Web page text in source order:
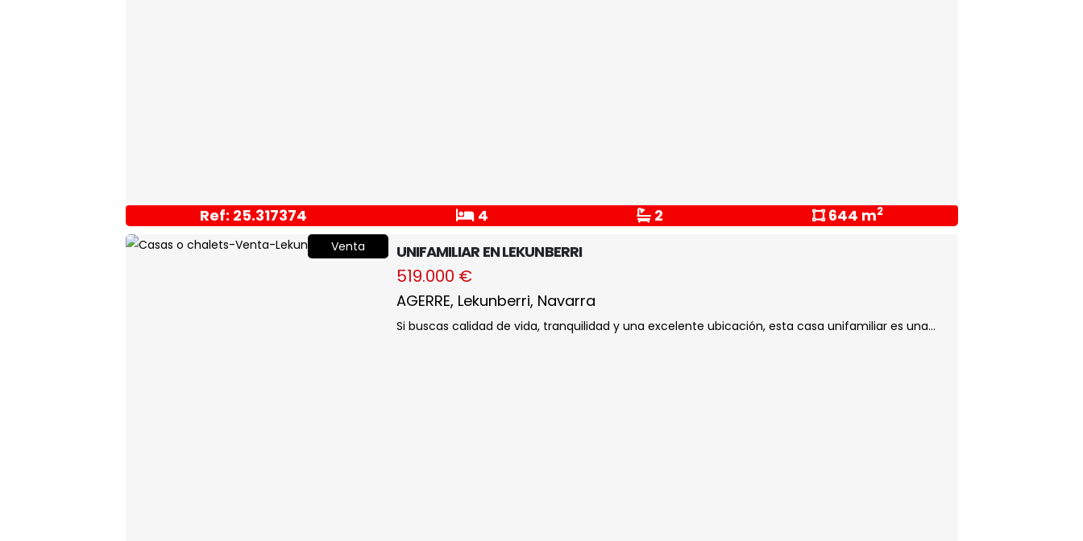
Ref: 25.317374 4 2 644 m2
Venta UNIFAMILIAR EN LEKUNBERRI
519.000 €
AGERRE, Lekunberri, Navarra
Si buscas calidad de vida, tranquilidad y una excelente ubicación, esta casa unifamiliar es una...